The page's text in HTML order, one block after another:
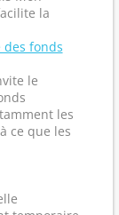
la
des fonds
le
les
ce que les